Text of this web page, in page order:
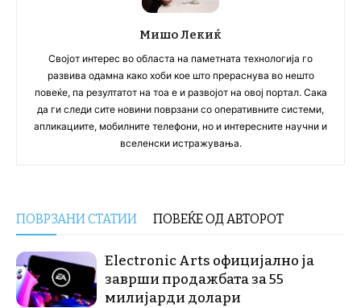
Мишо Лекиќ
Својот интерес во областа на паметната технологија го
развива одамна како хоби кое што прераснува во нешто
повеќе, па резултатот на тоа е и развојот на овој портал. Сака
да ги следи сите новини поврзани со оперативните системи,
апликациите, мобилните телефони, но и интересните научни и
вселенски истражувања.
ПОВРЗАНИ СТАТИИ ПОВЕЌЕ ОД АВТОРОТ
Electronic Arts официјално ја
заврши продажбата за 55
милијарди долари